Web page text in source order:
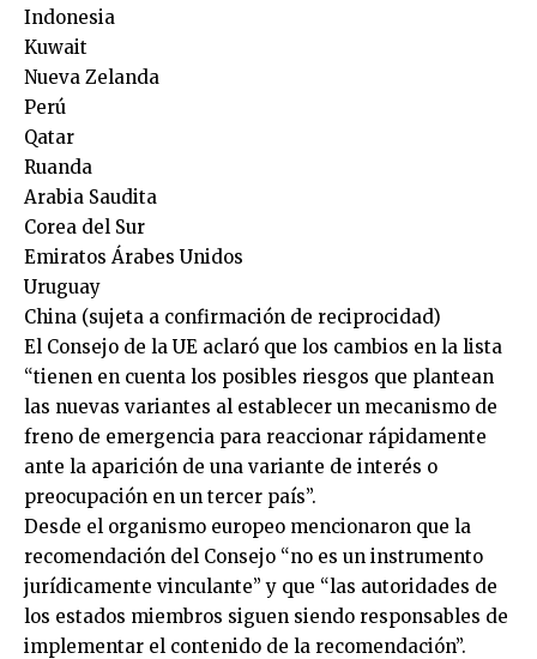
Indonesia
Kuwait
Nueva Zelanda
Perú
Qatar
Ruanda
Arabia Saudita
Corea del Sur
Emiratos Árabes Unidos
Uruguay
China (sujeta a confirmación de reciprocidad)
El Consejo de la UE aclaró que los cambios en la lista
“tienen en cuenta los posibles riesgos que plantean
las nuevas variantes al establecer un mecanismo de
freno de emergencia para reaccionar rápidamente
ante la aparición de una variante de interés o
preocupación en un tercer país”.
Desde el organismo europeo mencionaron que la
recomendación del Consejo “no es un instrumento
jurídicamente vinculante” y que “las autoridades de
los estados miembros siguen siendo responsables de
implementar el contenido de la recomendación”.